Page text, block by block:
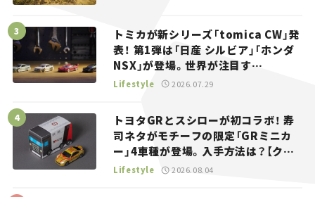
トミカが新シリーズ「tomica CW」発
表！ 第1弾は「日産 シルビア」「ホンダ
NSX」が登場。世界が注目す
る“JDM”に焦点【クルマとホビー】
Lifestyle 2026.07.29
トヨタGRとスシローが初コラボ！ 寿
司ネタがモチーフの限定「GRミニカ
ー」4車種が登場。入手方法は？【クル
マとホビー】
Lifestyle 2026.08.04